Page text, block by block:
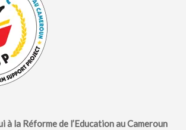
à la Réforme de l’Education au Cameroun